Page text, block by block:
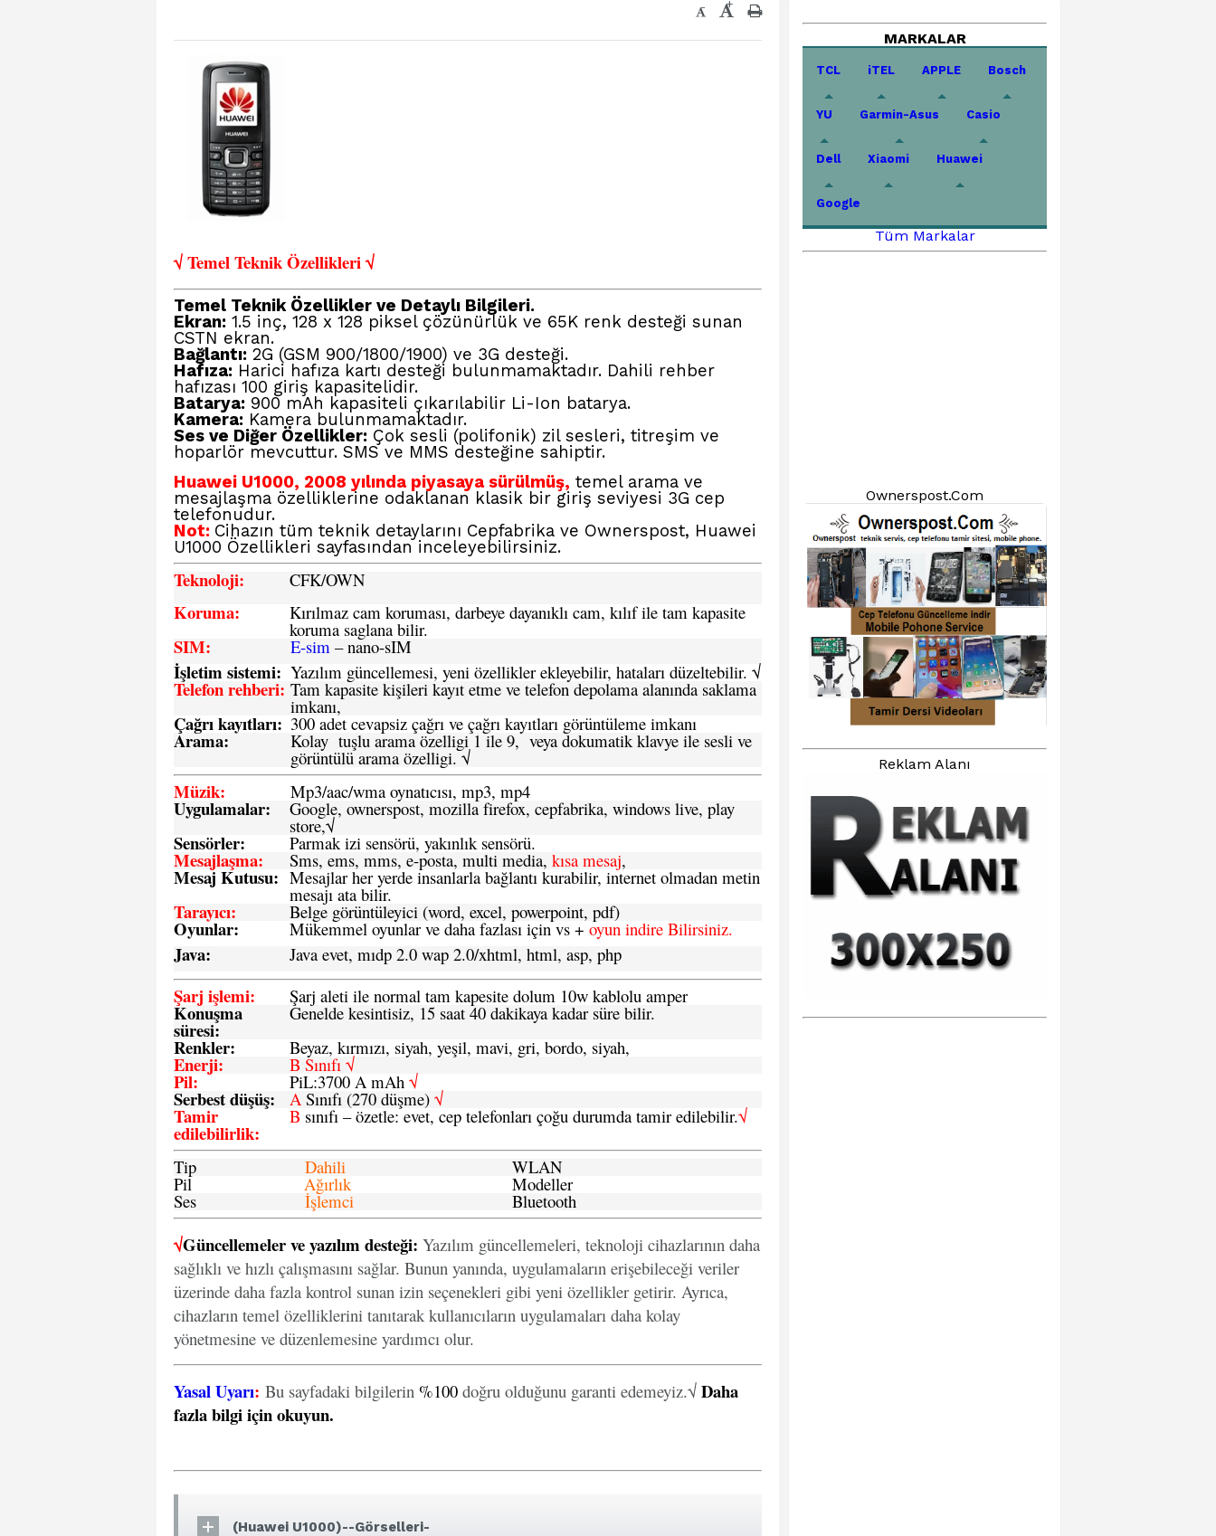
- +
√ Temel Teknik Özellikleri √
Temel Teknik Özellikler ve Detaylı Bilgileri.
Ekran: 1.5 inç, 128 x 128 piksel çözünürlük ve 65K renk desteği sunan
CSTN ekran.
Bağlantı: 2G (GSM 900/1800/1900) ve 3G desteği.
Hafıza: Harici hafıza kartı desteği bulunmamaktadır. Dahili rehber
hafızası 100 giriş kapasitelidir.
Batarya: 900 mAh kapasiteli çıkarılabilir Li-Ion batarya.
Kamera: Kamera bulunmamaktadır.
Ses ve Diğer Özellikler: Çok sesli (polifonik) zil sesleri, titreşim ve
hoparlör mevcuttur. SMS ve MMS desteğine sahiptir.
Huawei U1000, 2008 yılında piyasaya sürülmüş, temel arama ve
mesajlaşma özelliklerine odaklanan klasik bir giriş seviyesi 3G cep
telefonudur.
Not: Cihazın tüm teknik detaylarını Cepfabrika ve Ownerspost, Huawei
U1000 Özellikleri sayfasından inceleyebilirsiniz.
Teknoloji: CFK/OWN
Koruma: Kırılmaz cam koruması, darbeye dayanıklı cam, kılıf ile tam kapasite
koruma saglana bilir.
SIM: E-sim – nano-sIM
İşletim sistemi: Yazılım güncellemesi, yeni özellikler ekleyebilir, hataları düzeltebilir. √
Telefon rehberi: Tam kapasite kişileri kayıt etme ve telefon depolama alanında saklama
imkanı,
Çağrı kayıtları: 300 adet cevapsiz çağrı ve çağrı kayıtları görüntüleme imkanı
Arama: Kolay tuşlu arama özelligi 1 ile 9, veya dokumatik klavye ile sesli ve
görüntülü arama özelligi. √
Müzik: Mp3/aac/wma oynatıcısı, mp3, mp4
Uygulamalar: Google, ownerspost, mozilla firefox, cepfabrika, windows live, play
store,√
Sensörler: Parmak izi sensörü, yakınlık sensörü.
Mesajlaşma: Sms, ems, mms, e-posta, multi media, kısa mesaj,
Mesaj Kutusu: Mesajlar her yerde insanlarla bağlantı kurabilir, internet olmadan metin
mesajı ata bilir.
Tarayıcı: Belge görüntüleyici (word, excel, powerpoint, pdf)
Oyunlar: Mükemmel oyunlar ve daha fazlası için vs +oyun indire Bilirsiniz.
Java: Java evet, mıdp 2.0 wap 2.0/xhtml, html, asp, php
Şarj işlemi: Şarj aleti ile normal tam kapesite dolum 10w kablolu amper
Konuşma
süresi:
Genelde kesintisiz, 15 saat 40 dakikaya kadar süre bilir.
Renkler: Beyaz, kırmızı, siyah, yeşil, mavi, gri, bordo, siyah,
Enerji: B Sınıfı √
Pil: PiL:3700 A mAh √
Serbest düşüş: ASınıfı (270 düşme) √
Tamir
edilebilirlik:
B sınıfı – özetle: evet, cep telefonları çoğu durumda tamir edilebilir.√
Tip Dahili WLAN
Pil Ağırlık Modeller
Ses İşlemci Bluetooth
√Güncellemeler ve yazılım desteği: Yazılım güncellemeleri, teknoloji cihazlarının daha
sağlıklı ve hızlı çalışmasını sağlar. Bunun yanında, uygulamaların erişebileceği veriler
üzerinde daha fazla kontrol sunan izin seçenekleri gibi yeni özellikler getirir. Ayrıca,
cihazların temel özelliklerini tanıtarak kullanıcıların uygulamaları daha kolay
yönetmesine ve düzenlemesine yardımcı olur.
Yasal Uyarı: Bu sayfadaki bilgilerin %100 doğru olduğunu garanti edemeyiz.√ Daha
fazla bilgi için okuyun.
(Huawei U1000)--Görselleri-
MARKALAR
TCL iTEL APPLE Bosch
YU Garmin-Asus Casio
Dell Xiaomi Huawei
Google
Tüm Markalar
Ownerspost.Com
Reklam Alanı